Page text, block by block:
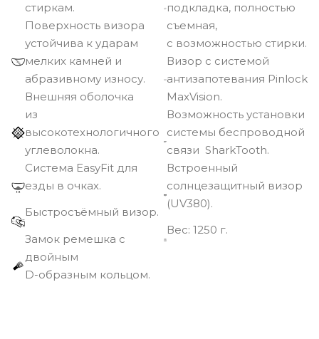
стиркам.
Поверхность визора
устойчива к ударам
мелких камней и
абразивному износу.
Внешняя оболочка
из
высокотехнологичного
углеволокна.
Cистема EasyFit для
езды в очках.
Быстросъёмный визор.
Замок ремешка с
двойным
D-образным кольцом.
подкладка, полностью
съемная,
с возможностью стирки.
Визор с системой
антизапотевания Pinlock
MaxVision.
Возможность установки
системы беспроводной
связи SharkTooth.
Встроенный
солнцезащитный визор
(UV380).
Вec: 1250 г.